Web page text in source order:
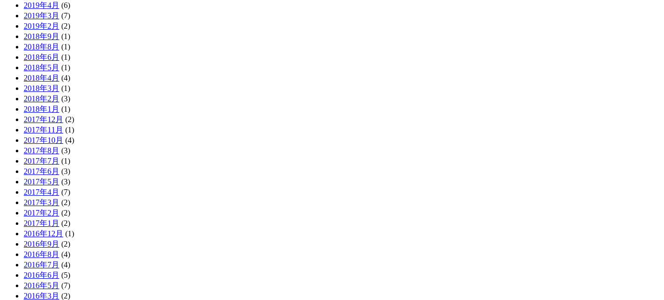
2019年4月 (6)
2019年3月 (7)
2019年2月 (2)
2018年9月 (1)
2018年8月 (1)
2018年6月 (1)
2018年5月 (1)
2018年4月 (4)
2018年3月 (1)
2018年2月 (3)
2018年1月 (1)
2017年12月 (2)
2017年11月 (1)
2017年10月 (4)
2017年8月 (3)
2017年7月 (1)
2017年6月 (3)
2017年5月 (3)
2017年4月 (7)
2017年3月 (2)
2017年2月 (2)
2017年1月 (2)
2016年12月 (1)
2016年9月 (2)
2016年8月 (4)
2016年7月 (4)
2016年6月 (5)
2016年5月 (7)
2016年3月 (2)